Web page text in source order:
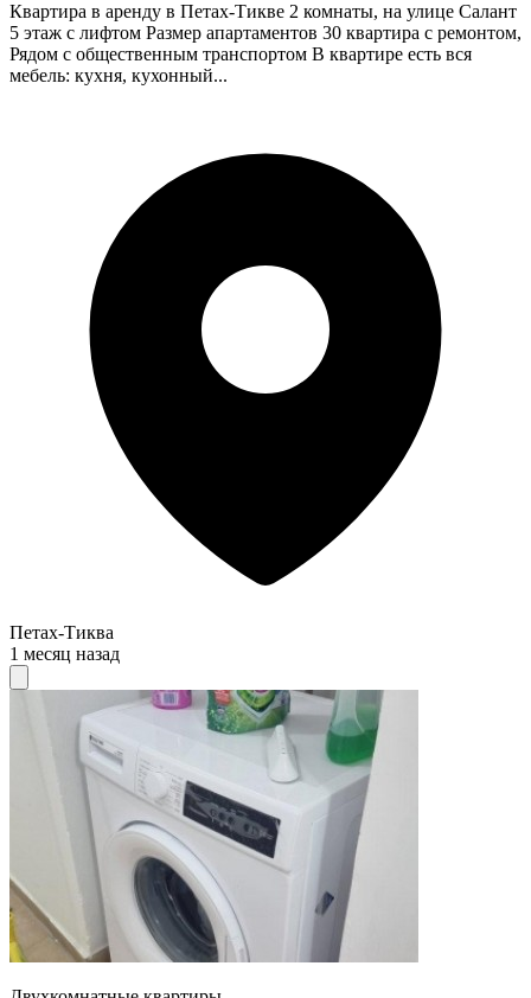
Квартира в аренду в Петах-Тикве 2 комнаты, на улице Салант
5 этаж с лифтом Размер апартаментов 30 квартира с ремонтом,
Рядом с общественным транспортом В квартире есть вся
мебель: кухня, кухонный...
Петах-Тиква
1 месяц назад